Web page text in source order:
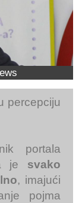
percepciju
portala
je svako
, imajući
pojma